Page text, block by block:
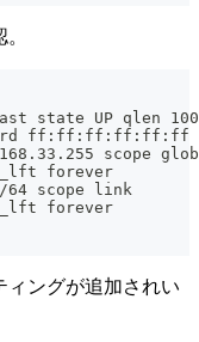
state UP qlen
ff:ff:ff:ff:ff:ff
scope
forever
64 scope link
forever
ィングが追加されい